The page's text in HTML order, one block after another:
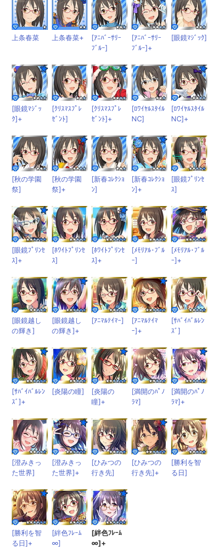
上条春菜 上条春菜+
[ｱﾆﾊﾞｰｻﾘｰ
ﾌﾞﾙｰ]
[ｱﾆﾊﾞｰｻﾘｰ
ﾌﾞﾙｰ]+
[眼鏡ﾏｼﾞｯｸ]
[眼鏡ﾏｼﾞｯ
ｸ]+
[ｸﾘｽﾏｽﾌﾟﾚ
ｾﾞﾝﾄ]
[ｸﾘｽﾏｽﾌﾟﾚ
ｾﾞﾝﾄ]+
[ﾛﾜｲﾔﾙｽﾀｲﾙ
NC]
[ﾛﾜｲﾔﾙｽﾀｲﾙ
NC]+
[秋の学園
祭]
[秋の学園
祭]+
[新春ｺﾚｸｼｮ
ﾝ]
[新春ｺﾚｸｼｮ
ﾝ]+
[眼鏡ﾌﾟﾘﾝｾ
ｽ]
[眼鏡ﾌﾟﾘﾝｾ
ｽ]+
[ﾎﾜｲﾄﾌﾟﾘﾝｾ
ｽ]
[ﾎﾜｲﾄﾌﾟﾘﾝｾ
ｽ]+
[ﾒﾓﾘｱﾙ･ﾌﾞﾙ
ｰ]
[ﾒﾓﾘｱﾙ･ﾌﾞﾙ
ｰ]+
[眼鏡越し
の輝き]
[眼鏡越し
の輝き]+
[ｱﾆﾏﾙﾃｲﾏｰ]
[ｱﾆﾏﾙﾃｲﾏ
ｰ]+
[ｻﾊﾞｲﾊﾞﾙﾚﾝ
ｽﾞ]
[ｻﾊﾞｲﾊﾞﾙﾚﾝ
ｽﾞ]+
[炎陽の瞳]
[炎陽の
瞳]+
[満開のﾊﾟﾉ
ﾗﾏ]
[満開のﾊﾟﾉ
ﾗﾏ]+
[澄みきっ
た世界]
[澄みきっ
た世界]+
[ひみつの
行き先]
[ひみつの
行き先]+
[勝利を智
る日]
[勝利を智
る日]+
[絆色ﾌﾚｰﾑ
∞]
[絆色ﾌﾚｰﾑ
∞]+